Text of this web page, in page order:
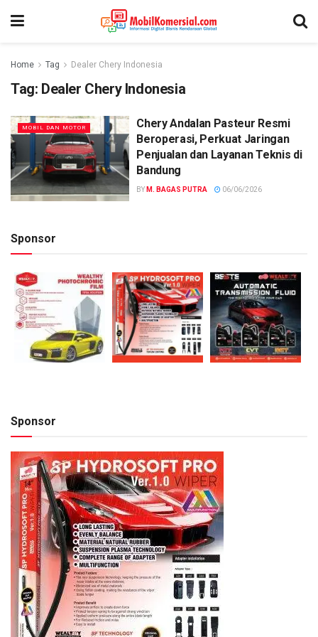
Home Tag Dealer Chery Indonesia
Tag: Dealer Chery Indonesia
MOBIL DAN MOTOR
Chery Andalan Pasteur Resmi
Beroperasi, Perkuat Jaringan
Penjualan dan Layanan Teknis di
Bandung
BY M. BAGAS PUTRA 06/06/2026
Sponsor
Sponsor